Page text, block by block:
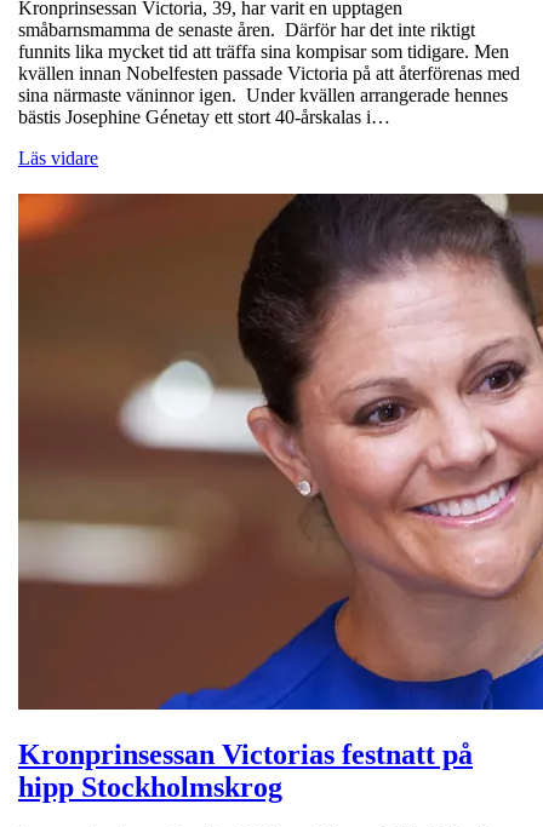
Kronprinsessan Victoria, 39, har varit en upptagen
småbarnsmamma de senaste åren. Därför har det inte riktigt
funnits lika mycket tid att träffa sina kompisar som tidigare. Men
kvällen innan Nobelfesten passade Victoria på att återförenas med
sina närmaste väninnor igen. Under kvällen arrangerade hennes
bästis Josephine Génetay ett stort 40-årskalas i…
Läs vidare
Kronprinsessan Victorias festnatt på
hipp Stockholmskrog